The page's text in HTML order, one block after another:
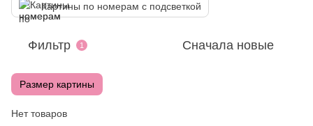
Картины по номерам с подсветкой
Фильтр 1 Сначала новые
Размер картины
Нет товаров